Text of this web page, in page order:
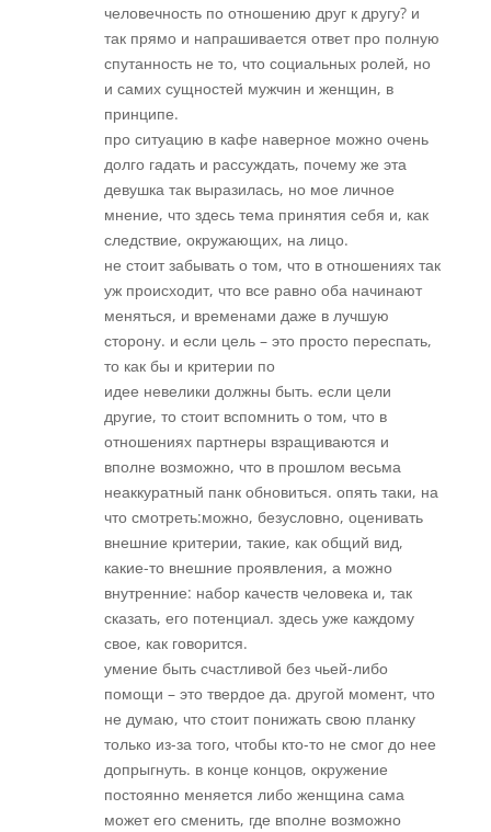
человечность по отношению друг к другу? и
так прямо и напрашивается ответ про полную
спутанность не то, что социальных ролей, но
и самих сущностей мужчин и женщин, в
принципе.
про ситуацию в кафе наверное можно очень
долго гадать и рассуждать, почему же эта
девушка так выразилась, но мое личное
мнение, что здесь тема принятия себя и, как
следствие, окружающих, на лицо.
не стоит забывать о том, что в отношениях так
уж происходит, что все равно оба начинают
меняться, и временами даже в лучшую
сторону. и если цель – это просто переспать,
то как бы и критерии по
идее невелики должны быть. если цели
другие, то стоит вспомнить о том, что в
отношениях партнеры взращиваются и
вполне возможно, что в прошлом весьма
неаккуратный панк обновиться. опять таки, на
что смотреть:можно, безусловно, оценивать
внешние критерии, такие, как общий вид,
какие-то внешние проявления, а можно
внутренние: набор качеств человека и, так
сказать, его потенциал. здесь уже каждому
свое, как говорится.
умение быть счастливой без чьей-либо
помощи – это твердое да. другой момент, что
не думаю, что стоит понижать свою планку
только из-за того, чтобы кто-то не смог до нее
допрыгнуть. в конце концов, окружение
постоянно меняется либо женщина сама
может его сменить, где вполне возможно